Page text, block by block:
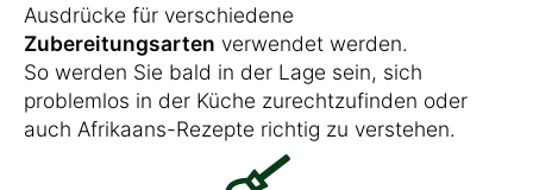
Ausdrücke für verschiedene
Zubereitungsarten verwendet werden.
So werden Sie bald in der Lage sein, sich
problemlos in der Küche zurechtzufinden oder
auch Afrikaans-Rezepte richtig zu verstehen.